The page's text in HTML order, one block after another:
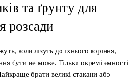
та ґрунту для
розсади
коли лізуть до їхнього коріння,
бути не може. Тільки окремі ємності
брати великі стакани або